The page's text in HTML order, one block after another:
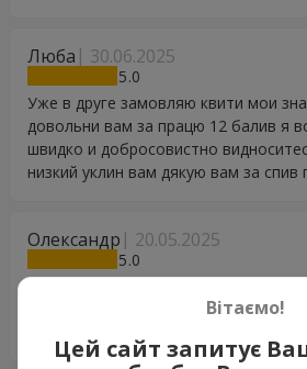
Люба 30.06.2025
5
Уже в друге замовляю квити мои
довольни вам за працю 12 балив я
швидко и добросовистно
низкий уклин вам дякую вам за спив
Олександр 20.05.2025
5
привітати дорогу людину наВітаємо!
Цей сайт запитує